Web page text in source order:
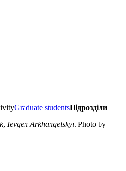
Graduate studentsПідрозділи
, Ievgen Arkhangelskyi. Photo by